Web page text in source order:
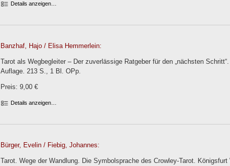
Details anzeigen…
Banzhaf, Hajo / Elisa Hemmerlein:
Tarot als Wegbegleiter – Der zuverlässige Ratgeber für den „nächsten
Auflage. 213 S., 1 Bl. OPp.
Preis: 9,00 €
Details anzeigen…
Bürger, Evelin / Fiebig, Johannes:
Tarot. Wege der Wandlung. Die Symbolsprache des Crowley-Tarot.